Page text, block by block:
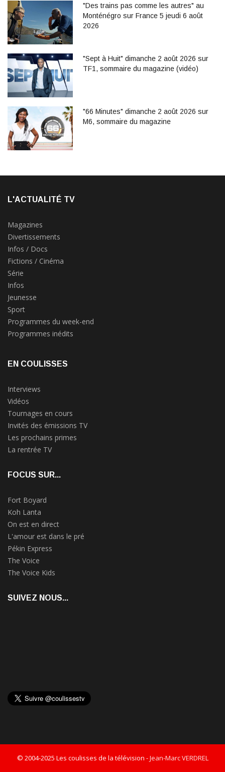
"Des trains pas comme les autres" au
Monténégro sur France 5 jeudi 6 août
2026
"Sept à Huit" dimanche 2 août 2026 sur
TF1, sommaire du magazine (vidéo)
"66 Minutes" dimanche 2 août 2026 sur
M6, sommaire du magazine
L'ACTUALITÉ TV
Magazines
Divertissements
Infos / Docs
Fictions / Cinéma
Série
Infos
Jeunesse
Sport
Programmes du week-end
Programmes inédits
EN COULISSES
Interviews
Vidéos
Tournages en cours
Invités des émissions TV
Les prochains primes
La rentrée TV
FOCUS SUR...
Fort Boyard
Koh Lanta
On est en direct
L'amour est dans le pré
Pékin Express
The Voice
The Voice Kids
SUIVEZ NOUS...
© 2004-2025 Les coulisses de la télévision -Jean-Marc VERDREL